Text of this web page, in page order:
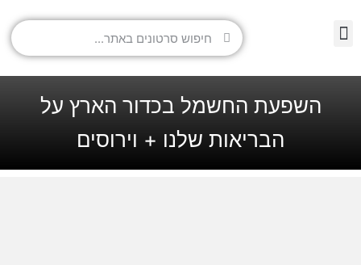
השפעת החשמל בכדור הארץ על
הבריאות שלנו + וירוסים